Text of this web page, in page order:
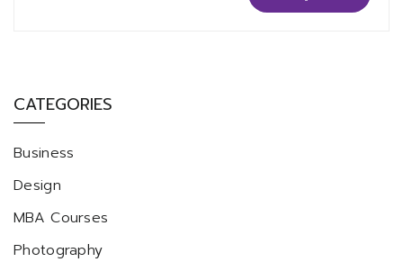
CATEGORIES
Business
Design
MBA Courses
Photography